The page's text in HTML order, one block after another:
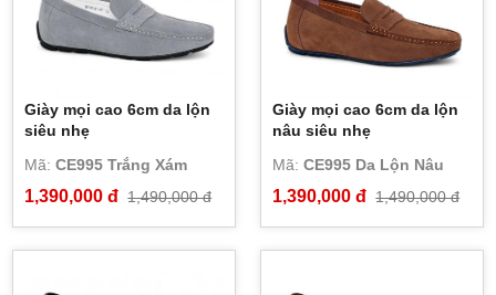
Giày mọi cao 6cm da lộn
siêu nhẹ
Mã:CE995 Trắng Xám
1,390,000 đ 1,490,000 đ
Giày mọi cao 6cm da lộn
nâu siêu nhẹ
Mã:CE995 Da Lộn Nâu
1,390,000 đ 1,490,000 đ